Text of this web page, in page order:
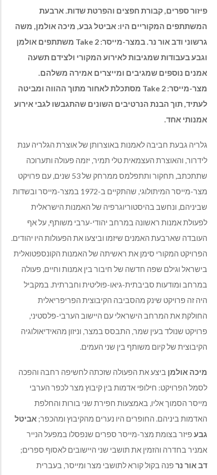
פיזור ספרים, קבורת חפצים והפרטת שדות. ארבעת
המשתתפים המקוריים היו: אביטל גבע, מיכה אולמן, משה
גרשוני ודב אור נר. במצר-מייסר: Take 2 משתתפים אולמן
וגבע בעבודות שמגיבות לאירוע המקורי ולצידם תשעה
אמנים נוספים שמגיבים ומייצרים אמירה משלהם.
מצר-מייסר: Take 2 מסתכלת לאחור מתוך ההווה ומביטה
לעתיד, תוך הבנת הנרטיבים השונים שהתגבשו לגבי אירוע
אמנותי אחד.
גלריה גבעת חביבה לאמנות באוצרותן של אוצרת הגלריה ענת
לידרור, והאוצרת העצמאית טלי תמיר, יזמה פעולה ותערוכה
שתתכתב, תחקור ותתפלמס ממרחק של 53 שנים, עם פרויקט
מצר-מייסר המיתולוגי, שהתקיים ב-1972 במצר-מייסר ובשדות
שביניהם, ונחשב בהיסטוריוגרפיה של האמנות הישראלית
לפעולת אמנות ראשונה במרחב יהודי-ערבי משותף, על אף
העובדה שארבעת האמנים שיזמו וביצעו את הפעולות היו יהודים.
הפרויקט המקורי סימן את ראשיתה של האמנות הקונספטואלית
בישראל וגילם שפה חדשה של חיבור בין אמנות וחיים, פעולה
במרחב ומודעות סביבתית-גיאו-פוליטית וחברתית. במקביל
היה זה פרויקט שינק מהסביבה הקיבוצית הפריפריאלית
החולקת את המרחב הישראלי עם היישוב הערבי-פלסטיני,
פרויקט שנולד בעין שמר, התבסס במצר, וניזון מהאידיאולוגיה
הקיבוצית של קיום משותף בין שני העמים.
מיכה אולמן ביצע את הפעולה שזכתה לחשיפה רחבה והפכה
לסמל הפרויקט: חילופי אדמות בין קיבוץ מצר לכפר הערבי
מייסר הסמוך אליו, באמצעות חפירת שני בורות והחלפת
האדמות ביניהם. החופרים היו נערים מהקיבוץ ומהכפר; אביטל
גבע פיזר בצומת מצר-מייסר ספרים שנפסלו במפעל הנייר
אמניר בחדרה והזמין את תושבי שני היישובים לאסוף ספרים;
דב אור נר פנה בקול קורא לתושבי מצר ומייסר, בעברית